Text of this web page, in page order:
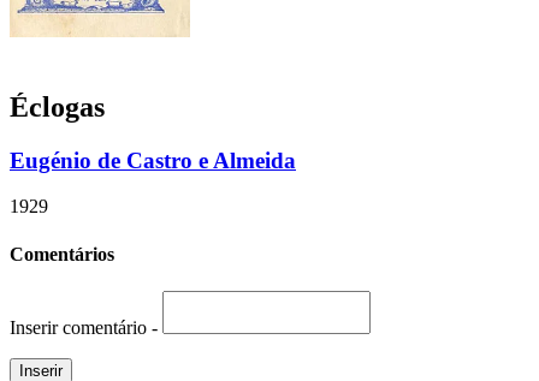
Éclogas
Eugénio de Castro e Almeida
1929
Comentários
Inserir comentário -